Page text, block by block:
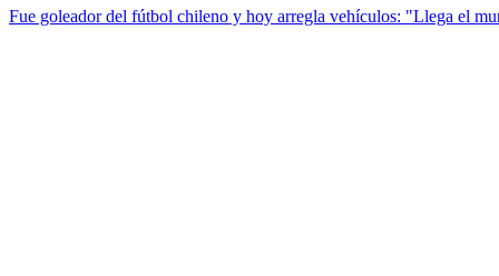
Fue goleador del fútbol chileno y hoy arregla vehículos: "Llega el